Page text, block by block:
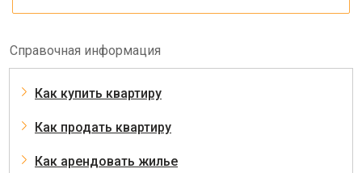
Справочная информация
Как купить квартиру
Как продать квартиру
Как арендовать жилье